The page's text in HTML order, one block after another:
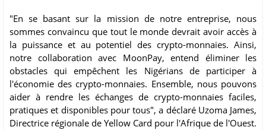
"En se basant sur la mission de notre entreprise, nous
sommes convaincu que tout le monde devrait avoir accès à
la puissance et au potentiel des crypto-monnaies. Ainsi,
notre collaboration avec MoonPay, entend éliminer les
obstacles qui empêchent les Nigérians de participer à
l'économie des crypto-monnaies. Ensemble, nous pouvons
aider à rendre les échanges de crypto-monnaies faciles,
pratiques et disponibles pour tous", a déclaré Uzoma James,
Directrice régionale de Yellow Card pour l'Afrique de l'Ouest.